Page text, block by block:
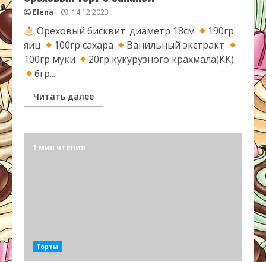
Elena 14.12.2023
Ореховый бисквит: диаметр 18см
190гр
яиц
100гр сахара
Ванильный экстракт
100гр муки
20гр кукурузного крахмала(КК)
6гр...
Читать далее
1 мин чтения
Торты